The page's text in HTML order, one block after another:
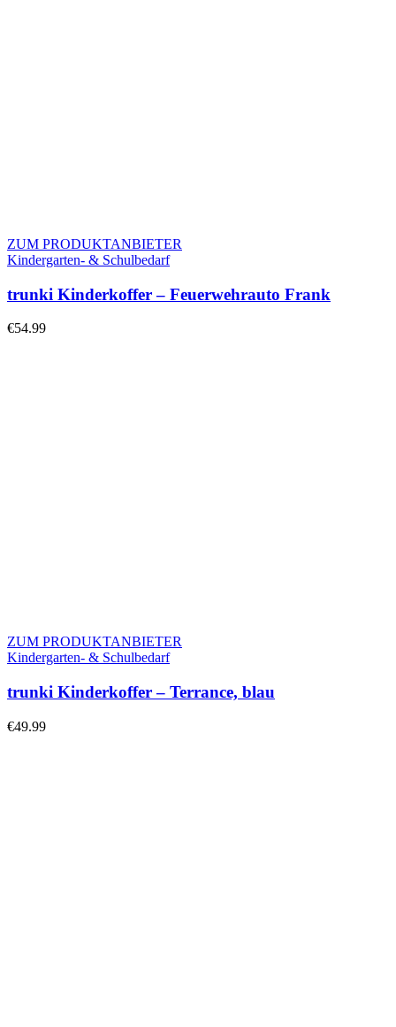
ZUM PRODUKTANBIETER
Kindergarten- & Schulbedarf
trunki Kinderkoffer – Feuerwehrauto Frank
€54.99
ZUM PRODUKTANBIETER
Kindergarten- & Schulbedarf
trunki Kinderkoffer – Terrance, blau
€49.99